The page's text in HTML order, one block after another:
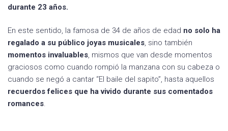
durante 23 años.
En este sentido, la famosa de 34 de años de edad no solo ha
regalado a su público joyas musicales , sino también
momentos invaluables , mismos que van desde momentos
graciosos como cuando rompió la manzana con su cabeza o
cuando se negó a cantar “El baile del sapito”, hasta aquellos
recuerdos felices que ha vivido durante sus comentados
romances